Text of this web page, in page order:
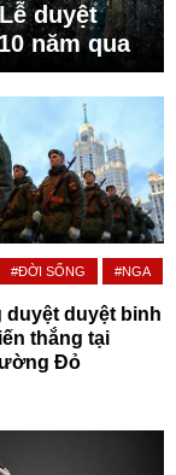
duyệt
năm qua
#ĐỜI SỐNG #NGA
duyệt duyệt binh
thắng tại
Đỏ